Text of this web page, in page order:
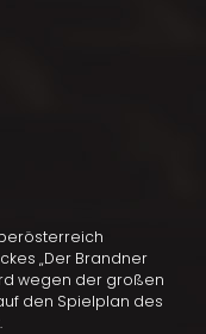
UND
„Der Brandner
wegen der großen
den Spielplan des